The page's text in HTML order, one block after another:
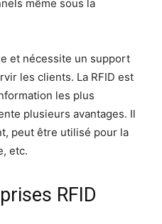
même sous la
et nécessite un support
les clients. La RFID est
les plus
plusieurs avantages. Il
peut être utilisé pour la
etc.
RFID